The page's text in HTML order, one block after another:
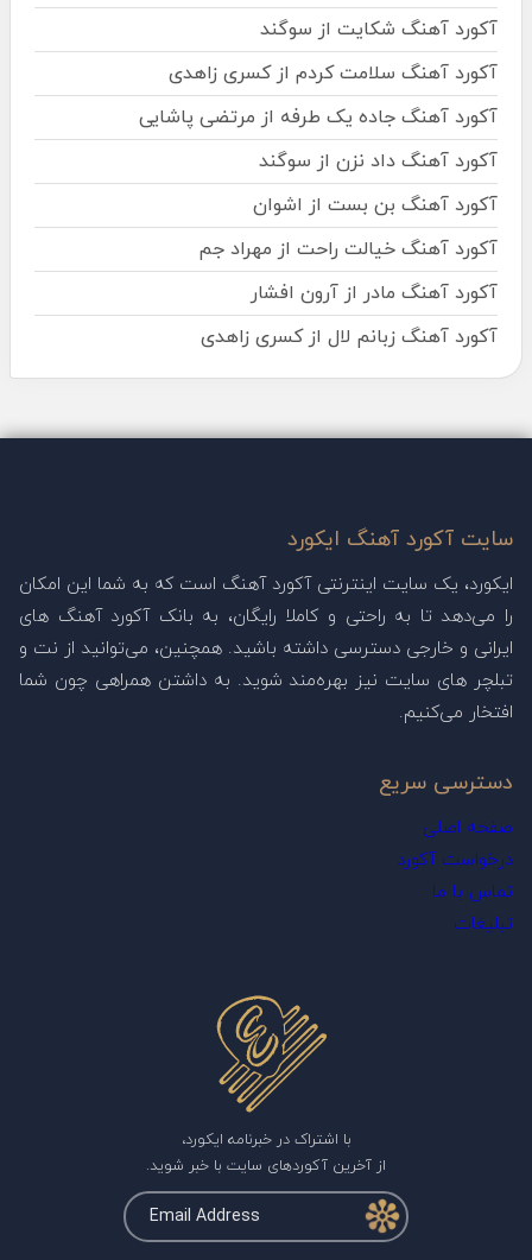
آکورد آهنگ شکایت از سوگند
آکورد آهنگ سلامت کردم از کسری زاهدی
آکورد آهنگ جاده یک طرفه از مرتضی پاشایی
آکورد آهنگ داد نزن از سوگند
آکورد آهنگ بن بست از اشوان
آکورد آهنگ خیالت راحت از مهراد جم
آکورد آهنگ مادر از آرون افشار
آکورد آهنگ زبانم لال از کسری زاهدی
سایت آکورد آهنگ ایکورد
ایکورد، یک سایت اینترنتی آکورد آهنگ است که به شما این امکان
را می‌دهد تا به راحتی و کاملا رایگان، به بانک آکورد آهنگ های
ایرانی و خارجی دسترسی داشته باشید. همچنین، می‌توانید از نت و
تبلچر های سایت نیز بهره‌مند شوید. به داشتن همراهی چون شما
افتخار می‌کنیم.
دسترسی سریع
صفحه اصلی
درخواست آکورد
تماس با ما
تبلیغات
با اشتراک در خبرنامه ایکورد،
از آخرین آکوردهای سایت با خبر شوید.